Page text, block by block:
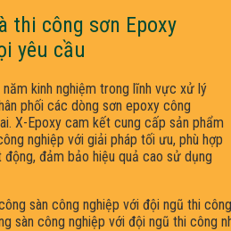
thi công sơn Epoxy
yêu cầu
kinh nghiệm trong lĩnh vực xử lý
phối các dòng sơn epoxy công
X-Epoxy cam kết cung cấp sản phẩm
nghiệp với giải pháp tối ưu, phù hợp
đảm bảo hiệu quả cao sử dụng
sàn công nghiệp với đội ngũ thi công